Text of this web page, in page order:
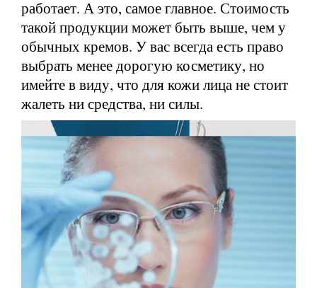
работает. А это, самое главное. Стоимость
такой продукции может быть выше, чем у
обычных кремов. У вас всегда есть право
выбрать менее дорогую косметику, но
имейте в виду, что для кожи лица не стоит
жалеть ни средства, ни силы.